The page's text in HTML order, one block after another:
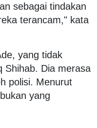
sebagai tindakan
terancam," kata
yang tidak
Shihab. Dia merasa
polisi. Menurut
yang